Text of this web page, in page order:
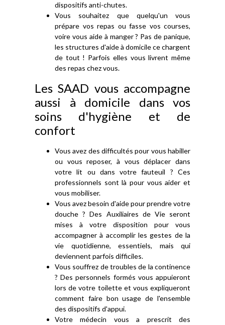
dispositifs anti-chutes.
Vous souhaitez que quelqu'un vous
prépare vos repas ou fasse vos courses,
voire vous aide à manger ? Pas de panique,
les structures d'aide à domicile ce chargent
de tout ! Parfois elles vous livrent même
des repas chez vous.
Les SAAD vous accompagne
aussi à domicile dans vos
soins d'hygiène et de
confort
Vous avez des difficultés pour vous habiller
ou vous reposer, à vous déplacer dans
votre lit ou dans votre fauteuil ? Ces
professionnels sont là pour vous aider et
vous mobiliser.
Vous avez besoin d'aide pour prendre votre
douche ? Des Auxiliaires de Vie seront
mises à votre disposition pour vous
accompagner à accomplir les gestes de la
vie quotidienne, essentiels, mais qui
deviennent parfois difficiles.
Vous souffrez de troubles de la continence
? Des personnels formés vous appuieront
lors de votre toilette et vous expliqueront
comment faire bon usage de l'ensemble
des dispositifs d'appui.
Votre médecin vous a prescrit des